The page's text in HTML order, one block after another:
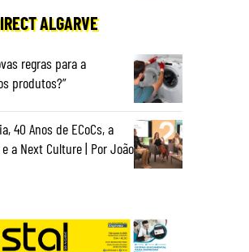
ALGARVE
regras para a
produtos?”
40 Anos de ECoCs, a
a Next Culture | Por João